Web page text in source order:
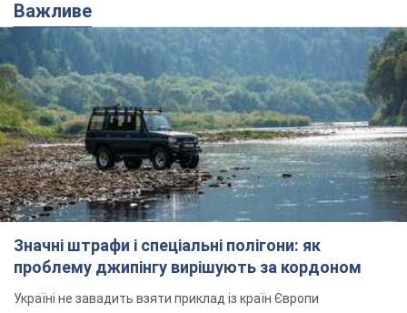
Важливе
Значні штрафи і спеціальні полігони: як
проблему джипінгу вирішують за кордоном
Україні не завадить взяти приклад із країн Європи